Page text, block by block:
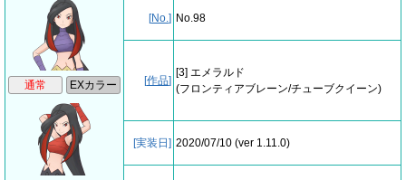
[No.] No.98
[作品]
[3] エメラルド
(フロンティアブレーン/チューブクイーン)
[実装日] 2020/07/10 (ver 1.11.0)